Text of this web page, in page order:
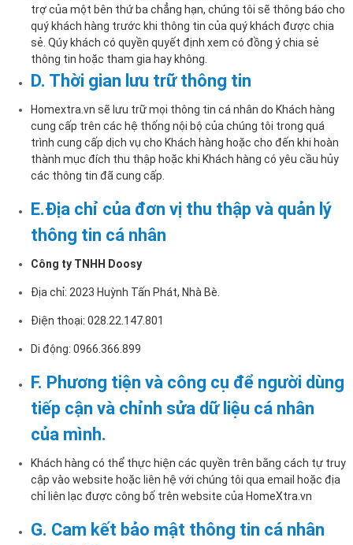
trợ của một bên thứ ba chẳng hạn, chúng tôi sẽ thông báo cho
quý khách hàng trước khi thông tin của quý khách được chia
sẻ. Qúy khách có quyền quyết định xem có đồng ý chia sẻ
thông tin hoặc tham gia hay không.
D. Thời gian lưu trữ thông tin
Homextra.vn sẽ lưu trữ mọi thông tin cá nhân do Khách hàng
cung cấp trên các hệ thống nội bộ của chúng tôi trong quá
trình cung cấp dịch vụ cho Khách hàng hoặc cho đến khi hoàn
thành mục đích thu thập hoặc khi Khách hàng có yêu cầu hủy
các thông tin đã cung cấp.
E.Địa chỉ của đơn vị thu thập và quản lý
thông tin cá nhân
Công ty TNHH Doosy
Địa chỉ: 2023 Huỳnh Tấn Phát, Nhà Bè.
Điện thoại: 028.22.147.801
Di động: 0966.366.899
F. Phương tiện và công cụ để người dùng
tiếp cận và chỉnh sửa dữ liệu cá nhân
của mình.
Khách hàng có thể thực hiện các quyền trên bằng cách tự truy
cập vào website hoặc liên hệ với chúng tôi qua email hoặc địa
chỉ liên lạc được công bố trên website của HomeXtra.vn
G. Cam kết bảo mật thông tin cá nhân